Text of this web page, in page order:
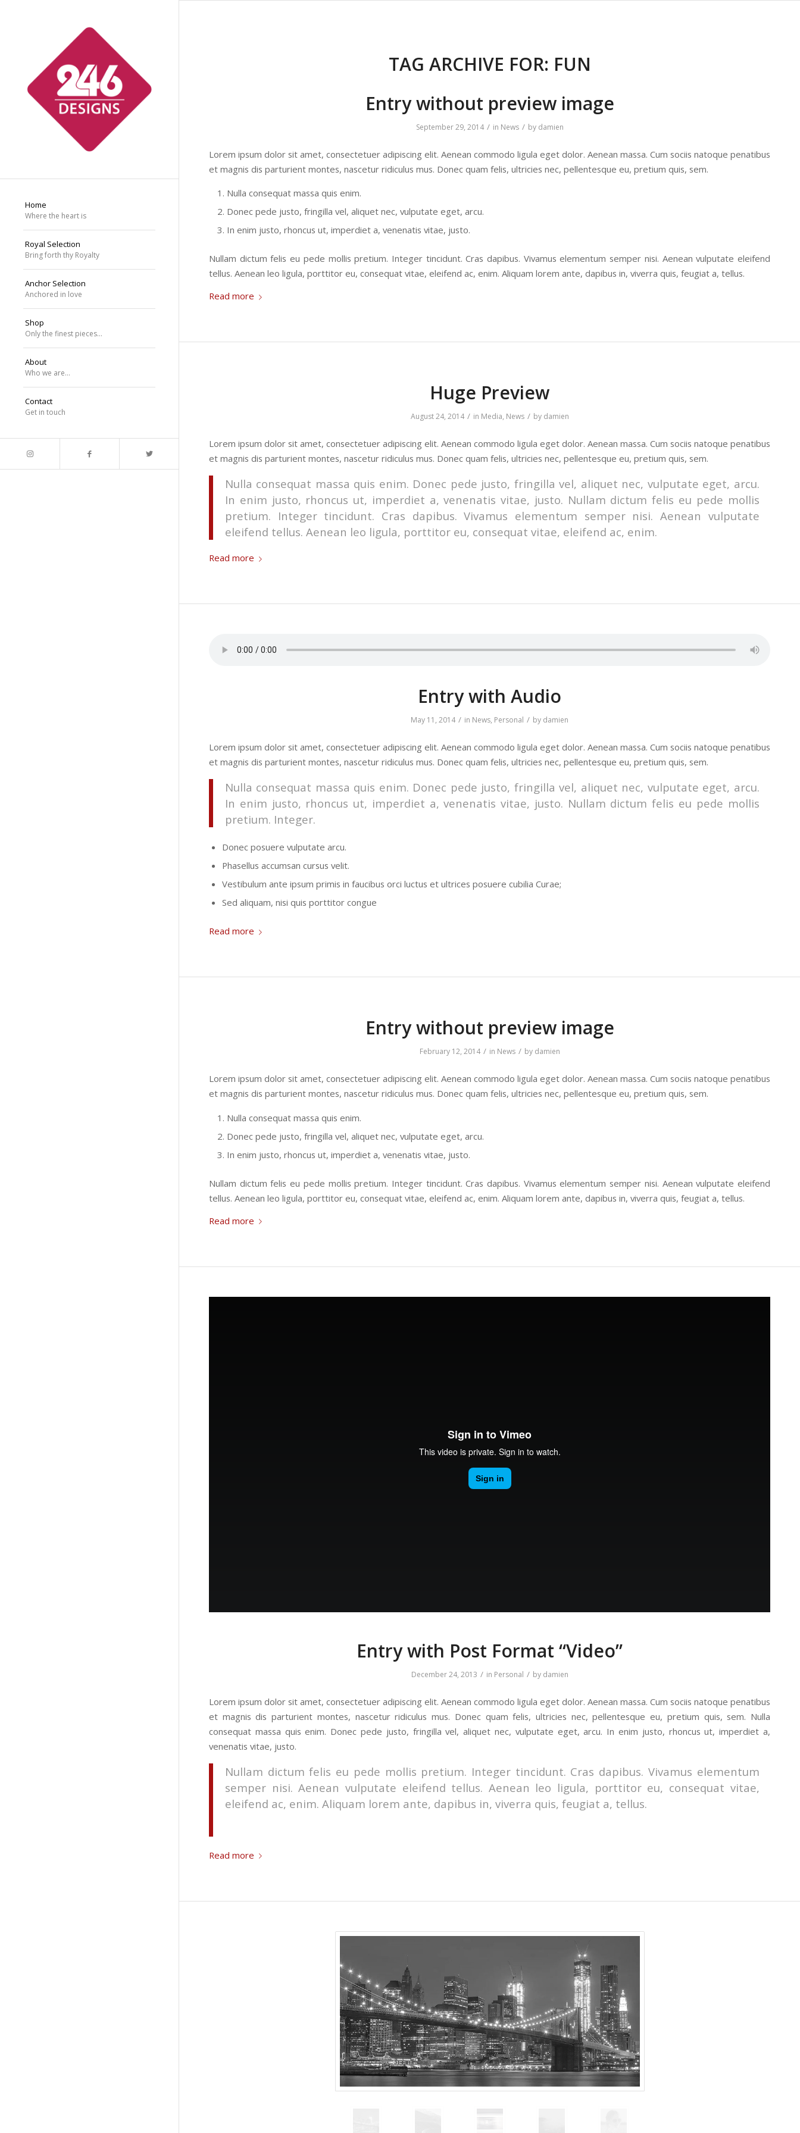
Home
Where the heart is
Royal Selection
Bring forth thy Royalty
Anchor Selection
Anchored in love
Shop
Only the finest pieces…
About
Who we are…
Contact
Get in touch
TAG ARCHIVE FOR: FUN
Entry without preview image
September 29, 2014 / in News / by damien
Lorem ipsum dolor sit amet, consectetuer adipiscing elit. Aenean commodo ligula eget dolor. Aenean massa. Cum sociis natoque penatibus
et magnis dis parturient montes, nascetur ridiculus mus. Donec quam felis, ultricies nec, pellentesque eu, pretium quis, sem.
Nulla consequat massa quis enim.
Donec pede justo, fringilla vel, aliquet nec, vulputate eget, arcu.
In enim justo, rhoncus ut, imperdiet a, venenatis vitae, justo.
Nullam dictum felis eu pede mollis pretium. Integer tincidunt. Cras dapibus. Vivamus elementum semper nisi. Aenean vulputate eleifend
tellus. Aenean leo ligula, porttitor eu, consequat vitae, eleifend ac, enim. Aliquam lorem ante, dapibus in, viverra quis, feugiat a, tellus.
Read more
Huge Preview
August 24, 2014 / in Media, News / by damien
Lorem ipsum dolor sit amet, consectetuer adipiscing elit. Aenean commodo ligula eget dolor. Aenean massa. Cum sociis natoque penatibus
et magnis dis parturient montes, nascetur ridiculus mus. Donec quam felis, ultricies nec, pellentesque eu, pretium quis, sem.
Nulla consequat massa quis enim. Donec pede justo, fringilla vel, aliquet nec, vulputate eget, arcu.
In enim justo, rhoncus ut, imperdiet a, venenatis vitae, justo. Nullam dictum felis eu pede mollis
pretium. Integer tincidunt. Cras dapibus. Vivamus elementum semper nisi. Aenean vulputate
eleifend tellus. Aenean leo ligula, porttitor eu, consequat vitae, eleifend ac, enim.
Read more
Entry with Audio
May 11, 2014 / in News, Personal / by damien
Lorem ipsum dolor sit amet, consectetuer adipiscing elit. Aenean commodo ligula eget dolor. Aenean massa. Cum sociis natoque penatibus
et magnis dis parturient montes, nascetur ridiculus mus. Donec quam felis, ultricies nec, pellentesque eu, pretium quis, sem.
Nulla consequat massa quis enim. Donec pede justo, fringilla vel, aliquet nec, vulputate eget, arcu.
In enim justo, rhoncus ut, imperdiet a, venenatis vitae, justo. Nullam dictum felis eu pede mollis
pretium. Integer.
Donec posuere vulputate arcu.
Phasellus accumsan cursus velit.
Vestibulum ante ipsum primis in faucibus orci luctus et ultrices posuere cubilia Curae;
Sed aliquam, nisi quis porttitor congue
Read more
Entry without preview image
February 12, 2014 / in News / by damien
Lorem ipsum dolor sit amet, consectetuer adipiscing elit. Aenean commodo ligula eget dolor. Aenean massa. Cum sociis natoque penatibus
et magnis dis parturient montes, nascetur ridiculus mus. Donec quam felis, ultricies nec, pellentesque eu, pretium quis, sem.
Nulla consequat massa quis enim.
Donec pede justo, fringilla vel, aliquet nec, vulputate eget, arcu.
In enim justo, rhoncus ut, imperdiet a, venenatis vitae, justo.
Nullam dictum felis eu pede mollis pretium. Integer tincidunt. Cras dapibus. Vivamus elementum semper nisi. Aenean vulputate eleifend
tellus. Aenean leo ligula, porttitor eu, consequat vitae, eleifend ac, enim. Aliquam lorem ante, dapibus in, viverra quis, feugiat a, tellus.
Read more
Entry with Post Format “Video”
December 24, 2013 / in Personal / by damien
Lorem ipsum dolor sit amet, consectetuer adipiscing elit. Aenean commodo ligula eget dolor. Aenean massa. Cum sociis natoque penatibus
et magnis dis parturient montes, nascetur ridiculus mus. Donec quam felis, ultricies nec, pellentesque eu, pretium quis, sem. Nulla
consequat massa quis enim. Donec pede justo, fringilla vel, aliquet nec, vulputate eget, arcu. In enim justo, rhoncus ut, imperdiet a,
venenatis vitae, justo.
Nullam dictum felis eu pede mollis pretium. Integer tincidunt. Cras dapibus. Vivamus elementum
semper nisi. Aenean vulputate eleifend tellus. Aenean leo ligula, porttitor eu, consequat vitae,
eleifend ac, enim. Aliquam lorem ante, dapibus in, viverra quis, feugiat a, tellus.
Read more